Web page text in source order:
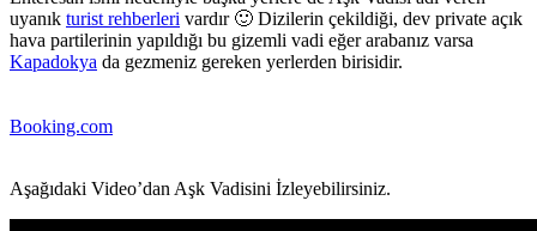
uyanık turist rehberleri vardır 🙂 Dizilerin çekildiği, dev private açık
hava partilerinin yapıldığı bu gizemli vadi eğer arabanız varsa
Kapadokya da gezmeniz gereken yerlerden birisidir.
Booking.com
Aşağıdaki Video’dan Aşk Vadisini İzleyebilirsiniz.